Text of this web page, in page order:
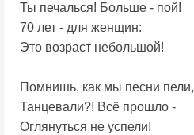
Ты печалься! Больше - пой!
70 лет - для женщин:
Это возраст небольшой!
Помнишь, как мы песни пели,
Танцевали?! Всё прошло -
Оглянуться не успели!